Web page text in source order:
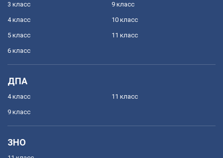
3 класс
4 класс
5 класс
6 класс
9 класс
10 класс
11 класс
ДПА
4 класс
9 класс
11 класс
ЗНО